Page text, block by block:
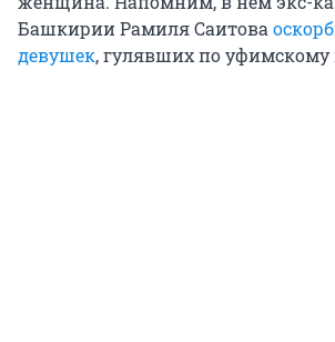
Башкирии Рамиля Саитова
девушек, гулявших по уфимскому